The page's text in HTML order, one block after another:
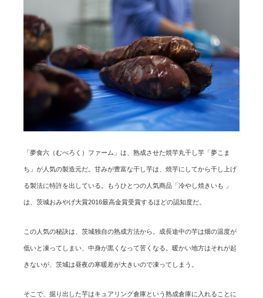
「夢食六（むべろく）ファーム」は、熟成させた焼芋丸干し芋「夢こま
ち」が人気の製造元だ。甘みが豊富な干し芋は、焼芋にしてから干し上げ
る製法に特許を出している。もうひとつの人気商品「冷やし焼きいも 」
は、茨城おみやげ大賞2016最高金賞受賞するほどの認知度だ。
この人気の秘訣は、茨城独自の熟成方法から。成長途中の芋は畑の温度が
低いと凍ってしまい、中身が黒くなって苦くなる。暖かい地方はそれが起
きないが、茨城は昼夜の寒暖差が大きいので凍ってしまう。
そこで、掘り出した芋はキュアリング倉庫という熟成倉庫に入れることに